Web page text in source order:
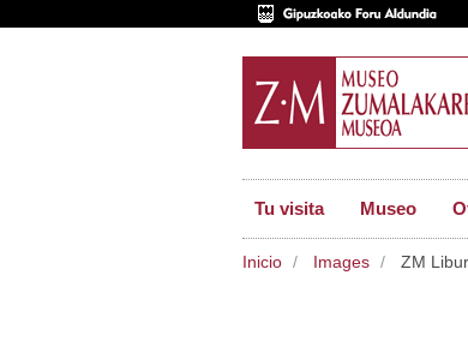
Tu visita Museo
Inicio Images ZM